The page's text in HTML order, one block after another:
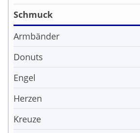
Schmuck
Armbänder
Donuts
Engel
Herzen
Kreuze